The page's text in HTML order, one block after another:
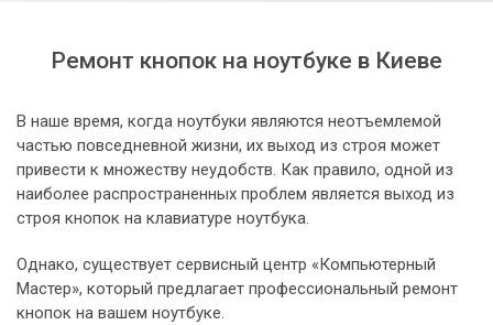
Ремонт кнопок на ноутбуке в Киеве
В наше время, когда ноутбуки являются неотъемлемой
частью повседневной жизни, их выход из строя может
привести к множеству неудобств. Как правило, одной из
наиболее распространенных проблем является выход из
строя кнопок на клавиатуре ноутбука.
Однако, существует сервисный центр «Компьютерный
Мастер», который предлагает профессиональный ремонт
кнопок на вашем ноутбуке.